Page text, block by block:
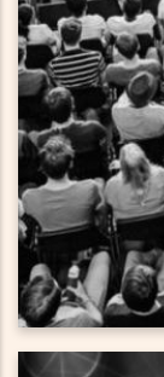
Een selectie